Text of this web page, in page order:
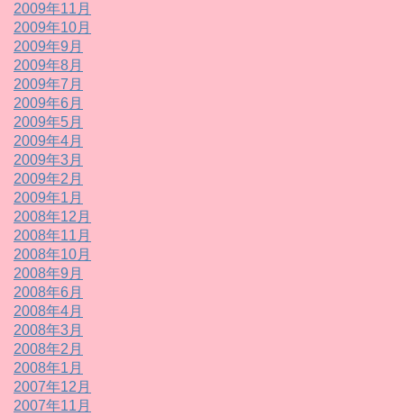
2009年11月
2009年10月
2009年9月
2009年8月
2009年7月
2009年6月
2009年5月
2009年4月
2009年3月
2009年2月
2009年1月
2008年12月
2008年11月
2008年10月
2008年9月
2008年6月
2008年4月
2008年3月
2008年2月
2008年1月
2007年12月
2007年11月